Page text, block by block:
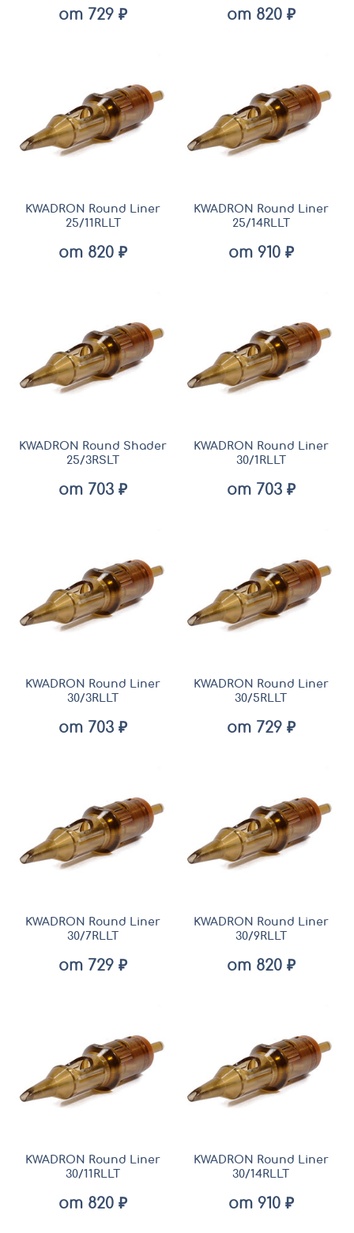
от 729 ₽ от 820 ₽
KWADRON Round Liner
25/11RLLT
от 820 ₽
KWADRON Round Liner
25/14RLLT
от 910 ₽
KWADRON Round Shader
25/3RSLT
от 703 ₽
KWADRON Round Liner
30/1RLLT
от 703 ₽
KWADRON Round Liner
30/3RLLT
от 703 ₽
KWADRON Round Liner
30/5RLLT
от 729 ₽
KWADRON Round Liner
30/7RLLT
от 729 ₽
KWADRON Round Liner
30/9RLLT
от 820 ₽
KWADRON Round Liner
30/11RLLT
от 820 ₽
KWADRON Round Liner
30/14RLLT
от 910 ₽